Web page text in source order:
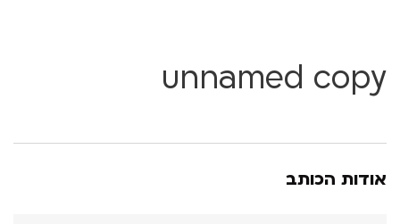
unnamed copy
אודות הכותב